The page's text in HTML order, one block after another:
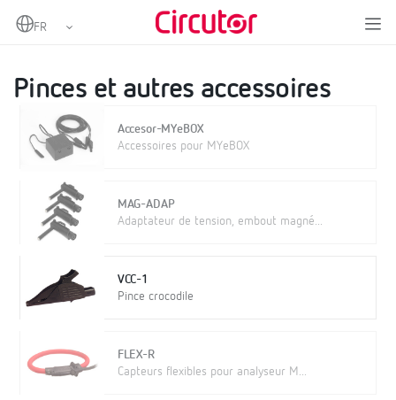
Home
Mesure et contrôle
Pinces et autres accessoires
Accesor-MYeBOX
Accessoires pour MYeBOX
MAG-ADAP
Adaptateur de tension, embout magné...
VCC-1
Pince crocodile
FLEX-R
Capteurs flexibles pour analyseur M...